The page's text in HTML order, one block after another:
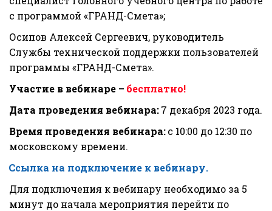
с программой «ГРАНД-Смета»;
Осипов Алексей Сергеевич, руководитель
Службы технической поддержки пользователей
программы «ГРАНД-Смета».
Участие в вебинаре – бесплатно!
Дата проведения вебинара: 7 декабря 2023 года.
Время проведения вебинара: с 10:00 до 12:30 по
московскому времени.
Ссылка на подключение к вебинару.
Для подключения к вебинару необходимо за 5
минут до начала мероприятия перейти по